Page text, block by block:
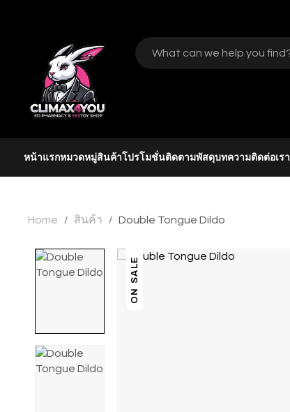
หน้าแรกหมวดหมู่สินค้า โปรโมชั่นติดตามพัสดุบทความติดต่อเรา
Home / สินค้า / Double Tongue Dildo
ON SALE